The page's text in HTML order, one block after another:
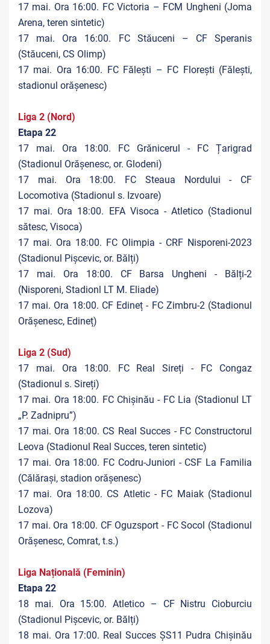
17 mai. Ora 16:00. FC Victoria – FCM Ungheni (Joma
Arena, teren sintetic)
17 mai. Ora 16:00. FC Stăuceni – CF Speranis
(Stăuceni, CS Olimp)
17 mai. Ora 16:00. FC Fălești – FC Florești (Fălești,
stadionul orășenesc)
Liga 2 (Nord)
Etapa 22
17 mai. Ora 18:00. FC Grănicerul - FC Țarigrad
(Stadionul Orășenesc, or. Glodeni)
17 mai. Ora 18:00. FC Steaua Nordului - CF
Locomotiva (Stadionul s. Izvoare)
17 mai. Ora 18:00. EFA Visoca - Atletico (Stadionul
sătesc, Visoca)
17 mai. Ora 18:00. FC Olimpia - CRF Nisporeni-2023
(Stadionul Pișcevic, or. Bălți)
17 mai. Ora 18:00. CF Barsa Ungheni - Bălți-2
(Nisporeni, Stadionl LT M. Eliade)
17 mai. Ora 18:00. CF Edineț - FC Zimbru-2 (Stadionul
Orășenesc, Edineț)
Liga 2 (Sud)
17 mai. Ora 18:00. FC Real Sireți - FC Congaz
(Stadionul s. Sireți)
17 mai. Ora 18:00. FC Chișinău - FC Lia (Stadionul LT
„P. Zadnipru”)
17 mai. Ora 18:00. CS Real Succes - FC Constructorul
Leova (Stadionul Real Succes, teren sintetic)
17 mai. Ora 18:00. FC Codru-Juniori - CSF La Familia
(Călărași, stadion orășenesc)
17 mai. Ora 18:00. CS Atletic - FC Maiak (Stadionul
Lozova)
17 mai. Ora 18:00. CF Oguzsport - FC Socol (Stadionul
Orășenesc, Comrat, t.s.)
Liga Națională (Feminin)
Etapa 22
18 mai. Ora 15:00. Atletico – CF Nistru Cioburciu
(Stadionul Pișcevic, or. Bălți)
18 mai. Ora 17:00. Real Succes ȘS11 Pudra Chișinău